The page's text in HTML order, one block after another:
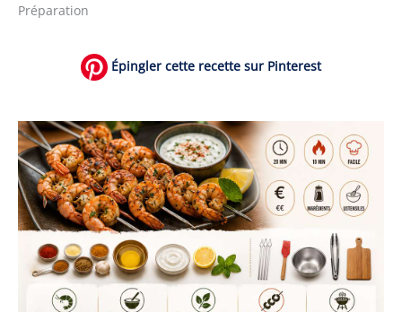
Préparation
Épingler cette recette sur Pinterest